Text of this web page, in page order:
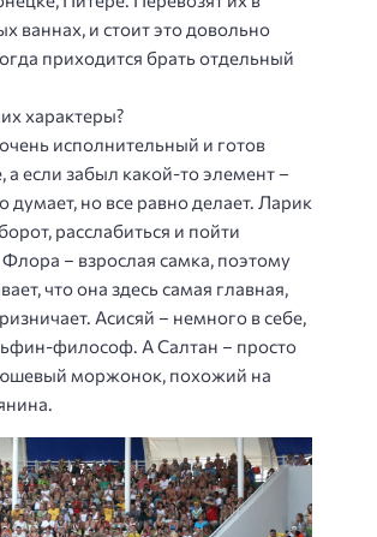
ваннах, и стоит это довольно
приходится брать отдельный
характеры?
исполнительный и готов
а если забыл какой-то элемент –
думает, но все равно делает. Ларик
расслабиться и пойти
– взрослая самка, поэтому
что она здесь самая главная,
Асисяй – немного в себе,
философ. А Салтан – просто
моржонок, похожий на